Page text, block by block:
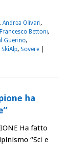
, Andrea Olivari,
Francesco Bettoni,
Guerino,
SkiAlp, Sovere
ha
Ha fatto
“Sci e